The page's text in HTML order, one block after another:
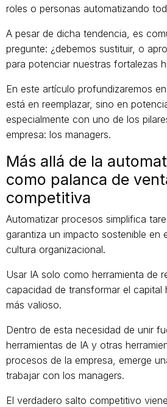
roles o personas automatizando
A pesar de dicha tendencia, es
pregunte: ¿debemos sustituir, o
para potenciar nuestras fortalezas
En este artículo profundizaremos
está en reemplazar, sino en
especialmente con uno de los
empresa: los managers.
Más allá de la
como palanca de
competitiva
Automatizar procesos simplifica
garantiza un impacto sostenible en
cultura organizacional.
Usar IA solo como herramienta de
capacidad de transformar el capital
más valioso.
Dentro de esta necesidad de unir
herramientas de IA y otras
procesos de la empresa, emerge
trabajar con los managers.
El verdadero salto competitivo